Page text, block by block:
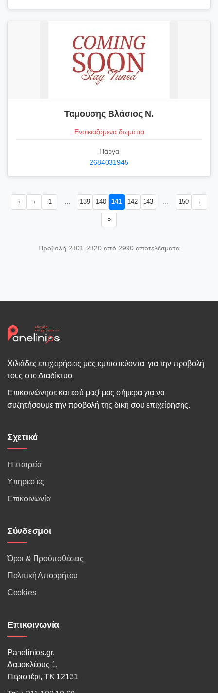
Ταμουσης Βλάσιος Ν.
Ενοικιαζόμενα δωμάτια
Πάργα
2684031945
« ‹ 1 ... 139 140 141 142 143 ... 150 ›
»
Προβολή 2801-2820 από 2990 αποτελέσματα
Χιλιάδες επιχειρήσεις μας εμπιστεύονται για την προβολή
τους στο Διαδίκτυο.
Επικοινώνησε και εσύ μαζί μας σήμερα για να
συζητήσουμε την προβολή της δική σου επιχείρησης.
Σχετικά
Η εταιρεία
Υπηρεσίες
Επικοινωνία
Σύνδεσμοι
Όροι & Προϋποθέσεις
Πολιτική Απορρήτου
Cookies
Επικοινωνία
Panelinios.gr,
Δαμοκλέους 1,
Περιστέρι, ΤΚ 12131